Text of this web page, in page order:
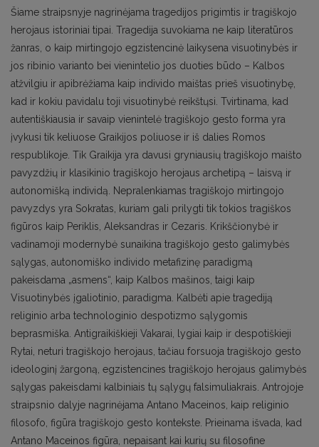
Šiame straipsnyje nagrinėjama tragedijos prigimtis ir tragiškojo
herojaus istoriniai tipai. Tragedija suvokiama ne kaip literatūros
žanras, o kaip mirtingojo egzistencinė laikysena visuotinybės ir
jos ribinio varianto bei vienintelio jos duoties būdo – Kalbos
atžvilgiu ir apibrėžiama kaip individo maištas prieš visuotinybę,
kad ir kokiu pavidalu toji visuotinybė reikštųsi. Tvirtinama, kad
autentiškiausia ir savaip vienintelė tragiškojo gesto forma yra
įvykusi tik keliuose Graikijos poliuose ir iš dalies Romos
respublikoje. Tik Graikija yra davusi gryniausių tragiškojo maišto
pavyzdžių ir klasikinio tragiškojo herojaus archetipą – laisvą ir
autonomišką individą. Nepralenkiamas tragiškojo mirtingojo
pavyzdys yra Sokratas, kuriam gali prilygti tik tokios tragiškos
figūros kaip Periklis, Aleksandras ir Cezaris. Krikščionybė ir
vadinamoji modernybė sunaikina tragiškojo gesto galimybės
sąlygas, autonomiško individo metafizinę paradigmą
pakeisdama „asmens“, kaip Kalbos mašinos, taigi kaip
Visuotinybės įgaliotinio, paradigma. Kalbėti apie tragediją
religinio arba technologinio despotizmo sąlygomis
beprasmiška. Antigraikiškieji Vakarai, lygiai kaip ir despotiškieji
Rytai, neturi tragiškojo herojaus, tačiau forsuoja tragiškojo gesto
ideologinį žargoną, egzistencines tragiškojo herojaus galimybės
sąlygas pakeisdami kalbiniais tų sąlygų falsimuliakrais. Antrojoje
straipsnio dalyje nagrinėjama Antano Maceinos, kaip religinio
filosofo, figūra tragiškojo gesto kontekste. Prieinama išvada, kad
Antano Maceinos figūra, nepaisant kai kurių su filosofine